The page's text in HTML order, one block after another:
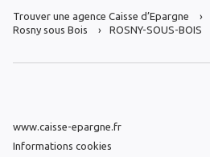
Trouver une agence Caisse d’Epargne
Rosny sous Bois
ROSNY-SOUS-BOIS
www.caisse-epargne.fr
Informations cookies